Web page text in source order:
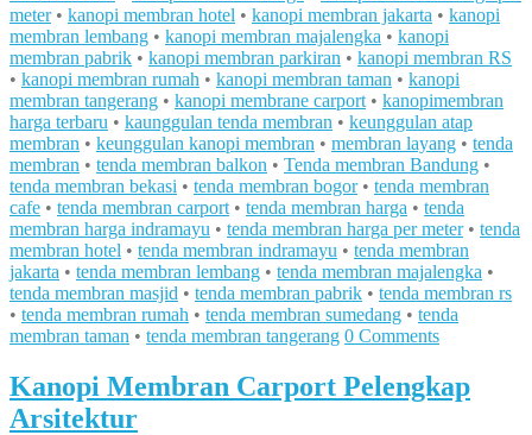
meter• kanopi membran hotel • kanopi membran jakarta • kanopi
membran lembang • kanopi membran majalengka • kanopi
membran pabrik • kanopi membran parkiran • kanopi membran RS
• kanopi membran rumah • kanopi membran taman • kanopi
membran tangerang • kanopi membrane carport • kanopimembran
harga terbaru • kaunggulan tenda membran • keunggulan atap
membran • keunggulan kanopi membran • membran layang • tenda
membran • tenda membran balkon • Tenda membran Bandung •
tenda membran bekasi • tenda membran bogor• tenda membran
cafe • tenda membran carport • tenda membran harga • tenda
membran harga indramayu • tenda membran harga per meter• tenda
membran hotel • tenda membran indramayu • tenda membran
jakarta • tenda membran lembang • tenda membran majalengka •
tenda membran masjid • tenda membran pabrik • tenda membran rs
• tenda membran rumah • tenda membran sumedang • tenda
membran taman • tenda membran tangerang 0 Comments
Kanopi Membran Carport Pelengkap
Arsitektur